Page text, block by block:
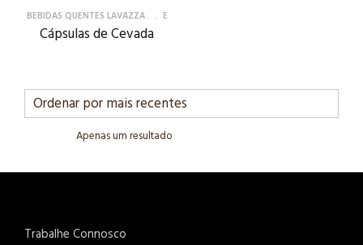
BEBIDAS QUENTES LAVAZZA BLUE
Cápsulas de Cevada
Apenas um resultado
Trabalhe Connosco